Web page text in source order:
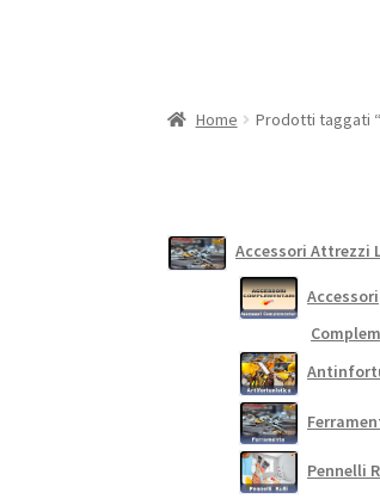
Home Prodotti taggati
Accessori Attrezzi
Accessori
Pennelli